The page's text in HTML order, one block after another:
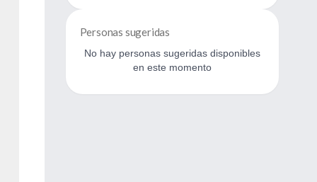
Personas sugeridas
No hay personas sugeridas disponibles
en este momento